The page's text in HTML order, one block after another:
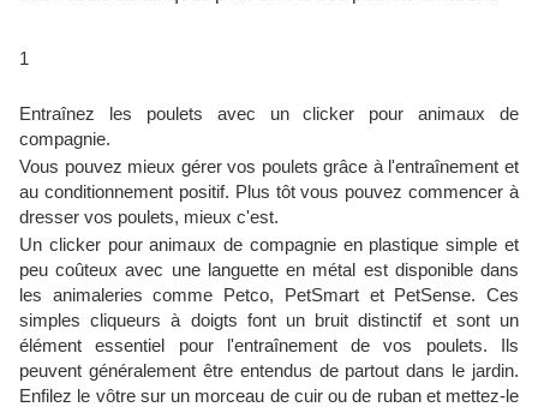
1
Entraînez les poulets avec un clicker pour animaux de
compagnie.
Vous pouvez mieux gérer vos poulets grâce à l'entraînement et
au conditionnement positif. Plus tôt vous pouvez commencer à
dresser vos poulets, mieux c'est.
Un clicker pour animaux de compagnie en plastique simple et
peu coûteux avec une languette en métal est disponible dans
les animaleries comme Petco, PetSmart et PetSense. Ces
simples cliqueurs à doigts font un bruit distinctif et sont un
élément essentiel pour l'entraînement de vos poulets. Ils
peuvent généralement être entendus de partout dans le jardin.
Enfilez le vôtre sur un morceau de cuir ou de ruban et mettez-le